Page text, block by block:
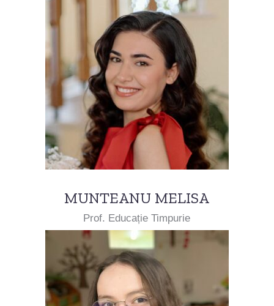
MUNTEANU MELISA
Prof. Educație Timpurie